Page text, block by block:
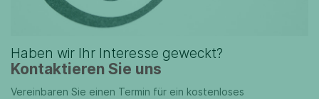
Haben wir Ihr Interesse geweckt?
Kontaktieren Sie uns
Vereinbaren Sie einen Termin für ein kostenloses